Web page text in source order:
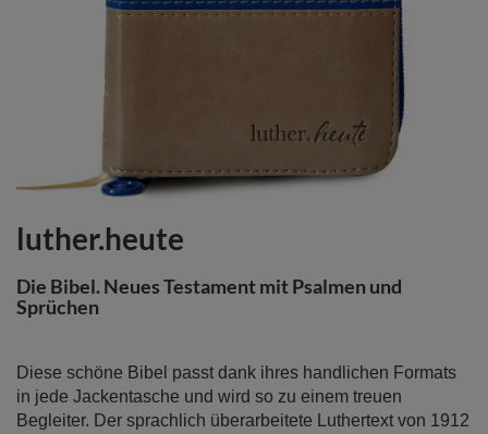
luther.heute
Die Bibel. Neues Testament mit Psalmen und
Sprüchen
Diese schöne Bibel passt dank ihres handlichen Formats
in jede Jackentasche und wird so zu einem treuen
Begleiter. Der sprachlich überarbeitete Luthertext von 1912
Zum
Anfang
der
Bildergalerie